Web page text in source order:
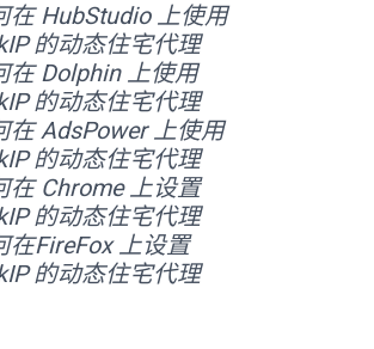
在 HubStudio 上使用
的动态住宅代理
在 Dolphin 上使用
的动态住宅代理
在 AdsPower 上使用
的动态住宅代理
在 Chrome 上设置
的动态住宅代理
在FireFox 上设置
的动态住宅代理